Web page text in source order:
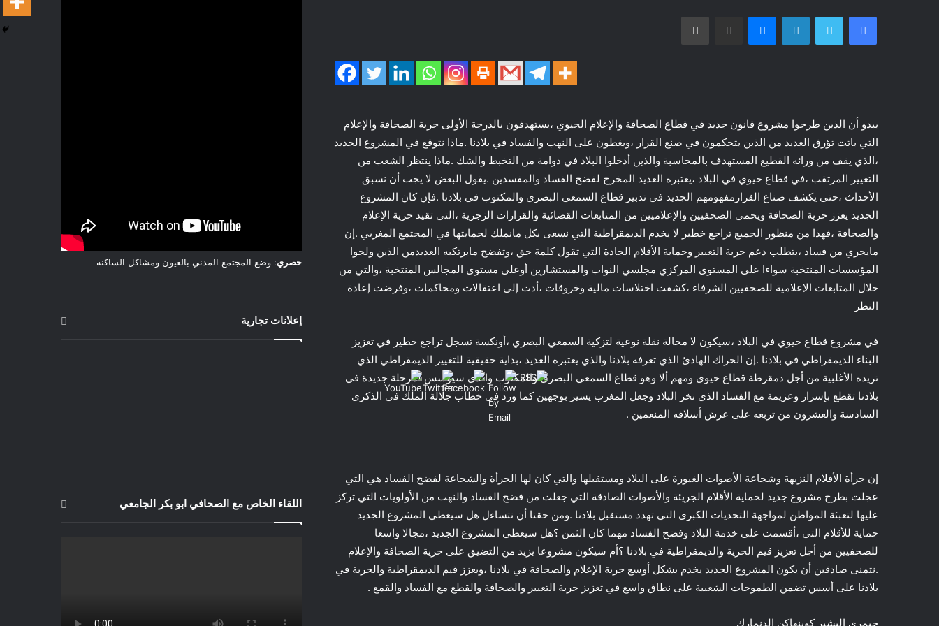
فيسبوك تويتر لينكدإن ماسنجر مشاركة عبر البريد طباعة
يبدو أن الذين طرحوا مشروع قانون جديد في قطاع الصحافة والإعلام الحيوي ،يستهدفون بالدرجة الأولى حرية الصحافة والإعلام
التي باتت تؤرق العديد من الذين يتحكمون في صنع القرار ،ويغطون على النهب والفساد في بلادنا .ماذا نتوقع في المشروع الجديد
،الذي يقف من ورائه القطيع المستهدف بالمحاسبة والذين أدخلوا البلاد في دوامة من التخبط والشك .ماذا ينتظر الشعب من
التغيير المرتقب ،في قطاع حيوي في البلاد ،يعتبره العديد المخرج لفضح الفساد والمفسدين .يقول البعض لا يجب أن نسبق
الأحداث ،حتى يكشف صناع القرارمفهومهم الجديد في تدبير قطاع السمعي البصري والمكتوب في بلادنا .فإن كان المشروع
الجديد يعزز حرية الصحافة ويحمي الصحفيين والإعلاميين من المتابعات القضائية والقرارات الزجرية ،التي تقيد حرية الإعلام
والصحافة ،فهذا من منظور الجميع تراجع خطير لا يخدم الديمقراطية التي نسعى بكل مانملك لحمايتها في المجتمع المغربي .إن
مايجري من فساد ،يتطلب دعم حرية التعبير وحماية الأقلام الجادة التي تقول كلمة حق ،وتفضح مايرتكبه العديدمن الذين ولجوا
المؤسسات المنتخبة سواءا على المستوى المركزي مجلسي النواب والمستشارين أوعلى مستوى المجالس المنتخبة ،والتي من
خلال المتابعات الإعلامية للصحفيين الشرفاء ،كشفت اختلاسات مالية وخروقات ،أدت إلى اعتقالات ومحاكمات ،وفرضت إعادة
النظر
في مشروع قطاع حيوي في البلاد ،سيكون لا محالة نقلة نوعية لتزكية السمعي البصري ،أونكسة تسجل تراجع خطير في تعزيز
البناء الديمقراطي في بلادنا .إن الحراك الهادئ الذي تعرفه بلادنا والذي يعتبره العديد ،بداية حقيقية للتغيير الديمقراطي الذي
تريده الأغلبية من أجل دمقرطة قطاع حيوي ومهم ألا وهو قطاع السمعي البصري والمكتوب والذي سيؤسس لمرحلة جديدة في
بلادنا تقطع بإسرار وعزيمة مع الفساد الذي نخر البلاد وجعل المغرب يسير بوجهين كما ورد في خطاب جلالة الملك في الذكرى
السادسة والعشرون من تربعه على عرش أسلافه المنعمين .
إن جرأة الأقلام النزيهة وشجاعة الأصوات الغيورة على البلاد ومستقبلها والتي كان لها الجرأة والشجاعة لفضح الفساد هي التي
عجلت بطرح مشروع جديد لحماية الأقلام الجريئة والأصوات الصادقة التي جعلت من فضح الفساد والنهب من الأولويات التي تركز
عليها لتعبئة المواطن لمواجهة التحديات الكبرى التي تهدد مستقبل بلادنا .ومن حقنا أن نتساءل هل سيعطي المشروع الجديد
حماية للأقلام التي ،أقسمت على خدمة البلاد وفضح الفساد مهما كان الثمن ؟هل سيعطي المشروع الجديد ،مجالا واسعا
للصحفيين من أجل تعزيز قيم الحرية والديمقراطية في بلادنا ؟أم سيكون مشروعا يزيد من التضيق على حرية الصحافة والإعلام
.نتمنى صادقين أن يكون المشروع الجديد يخدم بشكل أوسع حرية الإعلام والصحافة في بلادنا ،ويعزز قيم الديمقراطية والحرية في
بلادنا على أسس تضمن الطموحات الشعبية على نطاق واسع في تعزيز حرية التعبير والصحافة والقطع مع الفساد والقمع .
حيمري البشير كوبنهاكن الدنمارك
حصري: وضع المجتمع المدني بالعيون ومشاكل الساكنة
إعلانات تجارية
اللقاء الخاص مع الصحافي ابو بكر الجامعي